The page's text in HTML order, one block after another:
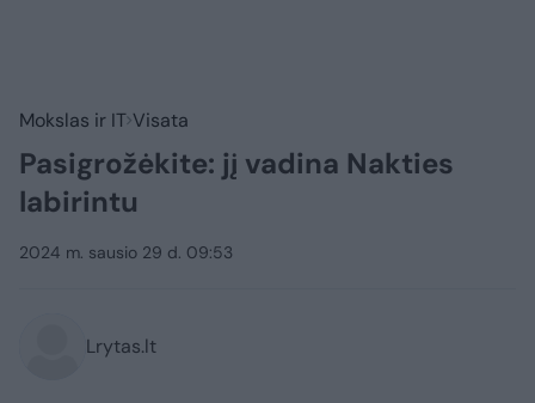
Mokslas ir IT Visata
Pasigrožėkite: jį vadina Nakties
labirintu
2024 m. sausio 29 d. 09:53
Lrytas.lt